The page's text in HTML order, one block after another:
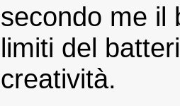
secondo me il
limiti del
creatività.